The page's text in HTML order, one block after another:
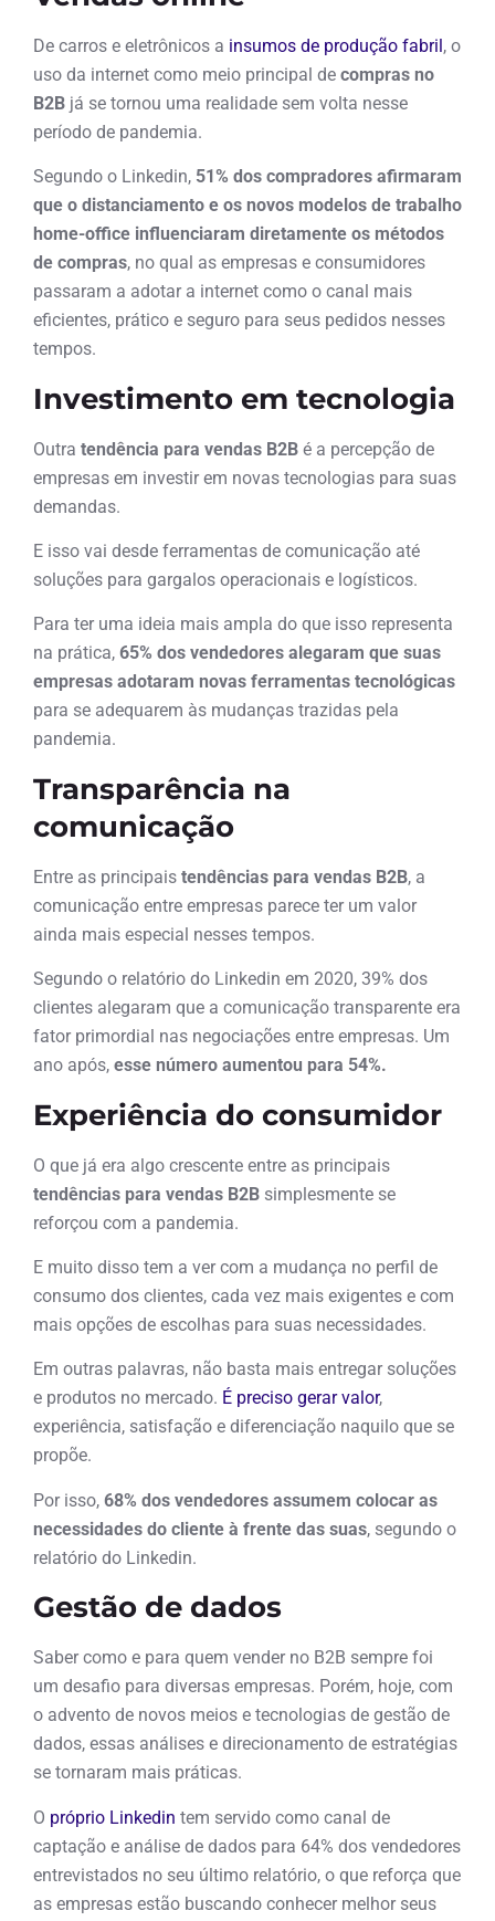
De carros e eletrônicos a insumos de produção fabril, o
uso da internet como meio principal de compras no
B2B já se tornou uma realidade sem volta nesse
período de pandemia.
Segundo o Linkedin, 51% dos compradores afirmaram
que o distanciamento e os novos modelos de trabalho
home-office influenciaram diretamente os métodos
de compras, no qual as empresas e consumidores
passaram a adotar a internet como o canal mais
eficientes, prático e seguro para seus pedidos nesses
tempos.
Investimento em tecnologia
Outra tendência para vendas B2B é a percepção de
empresas em investir em novas tecnologias para suas
demandas.
E isso vai desde ferramentas de comunicação até
soluções para gargalos operacionais e logísticos.
Para ter uma ideia mais ampla do que isso representa
na prática, 65% dos vendedores alegaram que suas
empresas adotaram novas ferramentas tecnológicas
para se adequarem às mudanças trazidas pela
pandemia.
Transparência na
comunicação
Entre as principais tendências para vendas B2B, a
comunicação entre empresas parece ter um valor
ainda mais especial nesses tempos.
Segundo o relatório do Linkedin em 2020, 39% dos
clientes alegaram que a comunicação transparente era
fator primordial nas negociações entre empresas. Um
ano após, esse número aumentou para 54%.
Experiência do consumidor
O que já era algo crescente entre as principais
tendências para vendas B2B simplesmente se
reforçou com a pandemia.
E muito disso tem a ver com a mudança no perfil de
consumo dos clientes, cada vez mais exigentes e com
mais opções de escolhas para suas necessidades.
Em outras palavras, não basta mais entregar soluções
e produtos no mercado. É preciso gerar valor,
experiência, satisfação e diferenciação naquilo que se
propõe.
Por isso, 68% dos vendedores assumem colocar as
necessidades do cliente à frente das suas, segundo o
relatório do Linkedin.
Gestão de dados
Saber como e para quem vender no B2B sempre foi
um desafio para diversas empresas. Porém, hoje, com
o advento de novos meios e tecnologias de gestão de
dados, essas análises e direcionamento de estratégias
se tornaram mais práticas.
O próprio Linkedin tem servido como canal de
captação e análise de dados para 64% dos vendedores
entrevistados no seu último relatório, o que reforça que
as empresas estão buscando conhecer melhor seus